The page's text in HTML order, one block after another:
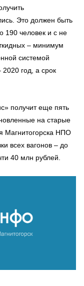
Это должен быть
190 человек и с не
– минимум
системой
год, а срок
получит еще пять
на старые
Магнитогорска НПО
всех вагонов – до
40 млн рублей.